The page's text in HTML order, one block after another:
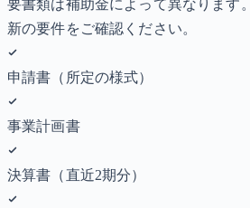
要書類は補助金によって異なります
新の要件をご確認ください。
申請書（所定の様式）
事業計画書
決算書（直近2期分）